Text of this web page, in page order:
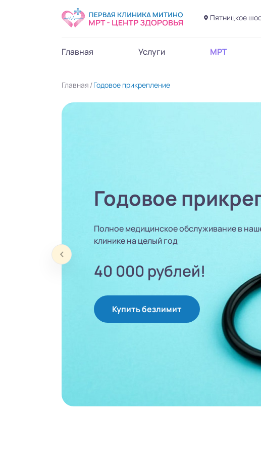
Пятницкое
Главная Услуги МРТ
Главная Годовое прикрепление
Годовое
Полное медицинское обслуживание в
клинике на целый год
40 000 рублей!
Купить безлимит